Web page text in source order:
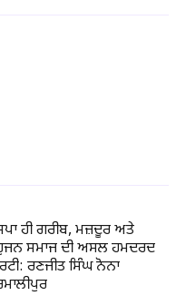
ਹੀ ਗਰੀਬ, ਮਜ਼ਦੂਰ ਅਤੇ
ਸਮਾਜ ਦੀ ਅਸਲ ਹਮਦਰਦ
ਰਣਜੀਤ ਸਿੰਘ ਨੋਨਾ